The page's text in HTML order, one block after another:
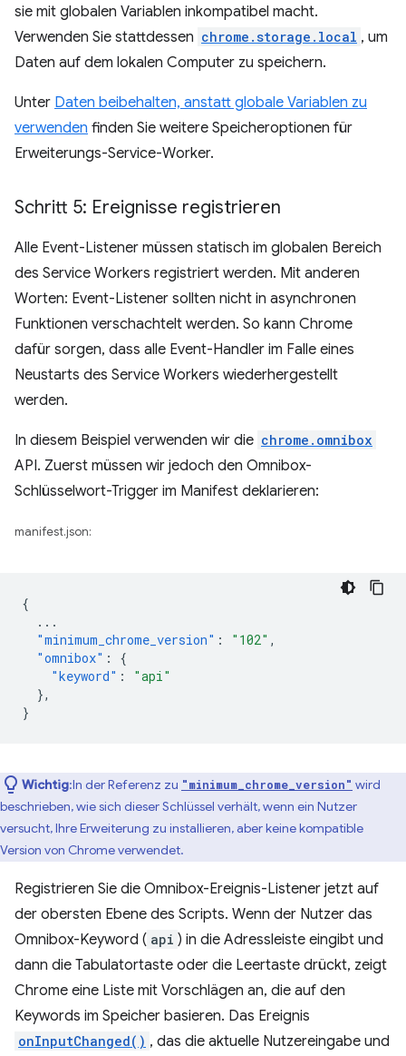
sie mit globalen Variablen inkompatibel macht.
Verwenden Sie stattdessen chrome.storage.local , um
Daten auf dem lokalen Computer zu speichern.
Unter Daten beibehalten, anstatt globale Variablen zu
verwenden finden Sie weitere Speicheroptionen für
Erweiterungs-Service-Worker.
Schritt 5: Ereignisse registrieren
Alle Event-Listener müssen statisch im globalen Bereich
des Service Workers registriert werden. Mit anderen
Worten: Event-Listener sollten nicht in asynchronen
Funktionen verschachtelt werden. So kann Chrome
dafür sorgen, dass alle Event-Handler im Falle eines
Neustarts des Service Workers wiederhergestellt
werden.
In diesem Beispiel verwenden wir die chrome.omnibox
API. Zuerst müssen wir jedoch den Omnibox-
Schlüsselwort-Trigger im Manifest deklarieren:
manifest.json:
{
...
"minimum_chrome_version" : "102" ,
"omnibox" :
{
"keyword" :
"api"
},
}
Wichtig:In der Referenz zu "minimum_chrome_version" wird
beschrieben, wie sich dieser Schlüssel verhält, wenn ein Nutzer
versucht, Ihre Erweiterung zu installieren, aber keine kompatible
Version von Chrome verwendet.
Registrieren Sie die Omnibox-Ereignis-Listener jetzt auf
der obersten Ebene des Scripts. Wenn der Nutzer das
Omnibox-Keyword ( api ) in die Adressleiste eingibt und
dann die Tabulatortaste oder die Leertaste drückt, zeigt
Chrome eine Liste mit Vorschlägen an, die auf den
Keywords im Speicher basieren. Das Ereignis
onInputChanged() , das die aktuelle Nutzereingabe und